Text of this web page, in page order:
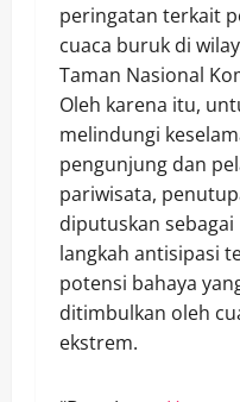
peringatan terkait
cuaca buruk di
Taman Nasional
Oleh karena itu,
melindungi
pengunjung dan
pariwisata,
diputuskan sebagai
langkah antisipasi
potensi bahaya
ditimbulkan oleh
ekstrem.